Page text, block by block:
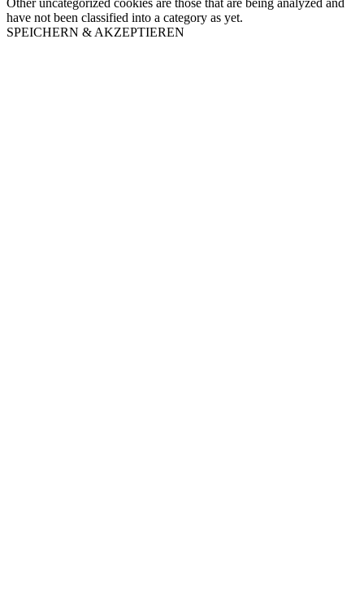
Other uncategorized cookies are those that are being analyzed and
have not been classified into a category as yet.
SPEICHERN & AKZEPTIEREN